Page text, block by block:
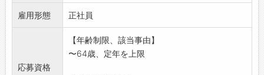
※現場の範囲は柏崎市、刈羽村、上越市、十日
町市、長岡市などで
す。転勤はありません。
※変更範囲:変更なし
雇用形態 正社員
応募資格
【年齢制限、該当事由】
〜64歳、定年を上限